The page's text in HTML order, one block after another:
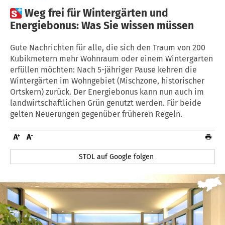
Weg frei für Wintergärten und
Energiebonus: Was Sie wissen müssen
Gute Nachrichten für alle, die sich den Traum von 200
Kubikmetern mehr Wohnraum oder einem Wintergarten
erfüllen möchten: Nach 5-jähriger Pause kehren die
Wintergärten im Wohngebiet (Mischzone, historischer
Ortskern) zurück. Der Energiebonus kann nun auch im
landwirtschaftlichen Grün genutzt werden. Für beide
gelten Neuerungen gegenüber früheren Regeln.
STOL auf Google folgen